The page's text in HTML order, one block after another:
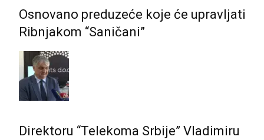
Osnovano preduzeće koje će upravljati
Ribnjakom “Saničani”
Direktoru “Telekoma Srbije” Vladimiru